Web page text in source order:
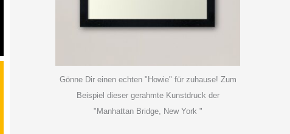
Gönne Dir einen echten "Howie" für zuhause! Zum
Beispiel dieser gerahmte Kunstdruck der
"Manhattan Bridge, New York "